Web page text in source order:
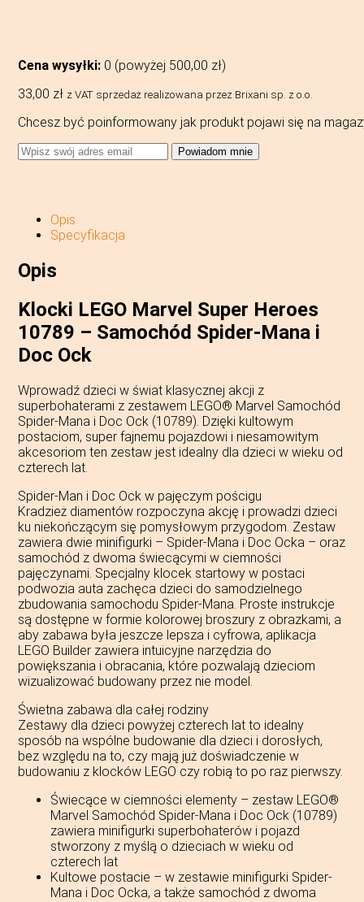
Cena wysyłki: 0 (powyżej 500,00 zł)
33,00 zł z VAT sprzedaż realizowana przez Brixani sp. z o.o.
Chcesz być poinformowany jak produkt pojawi się na
Powiadom mnie
Opis
Specyfikacja
Opis
Klocki LEGO Marvel Super Heroes
10789 – Samochód Spider-Mana i
Doc Ock
Wprowadź dzieci w świat klasycznej akcji z
superbohaterami z zestawem LEGO® Marvel Samochód
Spider-Mana i Doc Ock (10789). Dzięki kultowym
postaciom, super fajnemu pojazdowi i niesamowitym
akcesoriom ten zestaw jest idealny dla dzieci w wieku od
czterech lat.
Spider-Man i Doc Ock w pajęczym pościgu
Kradzież diamentów rozpoczyna akcję i prowadzi dzieci
ku niekończącym się pomysłowym przygodom. Zestaw
zawiera dwie minifigurki – Spider-Mana i Doc Ocka – oraz
samochód z dwoma świecącymi w ciemności
pajęczynami. Specjalny klocek startowy w postaci
podwozia auta zachęca dzieci do samodzielnego
zbudowania samochodu Spider-Mana. Proste instrukcje
są dostępne w formie kolorowej broszury z obrazkami, a
aby zabawa była jeszcze lepsza i cyfrowa, aplikacja
LEGO Builder zawiera intuicyjne narzędzia do
powiększania i obracania, które pozwalają dzieciom
wizualizować budowany przez nie model.
Świetna zabawa dla całej rodziny
Zestawy dla dzieci powyżej czterech lat to idealny
sposób na wspólne budowanie dla dzieci i dorosłych,
bez względu na to, czy mają już doświadczenie w
budowaniu z klocków LEGO czy robią to po raz pierwszy.
Świecące w ciemności elementy – zestaw LEGO®
Marvel Samochód Spider-Mana i Doc Ock (10789)
zawiera minifigurki superbohaterów i pojazd
stworzony z myślą o dzieciach w wieku od
czterech lat
Kultowe postacie – w zestawie minifigurki Spider-
Mana i Doc Ocka, a także samochód z dwoma